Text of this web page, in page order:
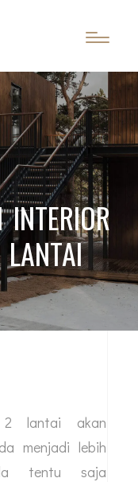
INTERIOR
lantai akan
menjadi lebih
tentu saja